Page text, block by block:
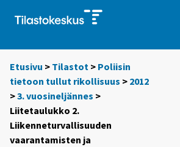
Etusivu > Tilastot > Poliisin
tietoon tullut rikollisuus > 2012
>3. vuosineljännes >
Liitetaulukko 2.
Liikenneturvallisuuden
vaarantamisten ja